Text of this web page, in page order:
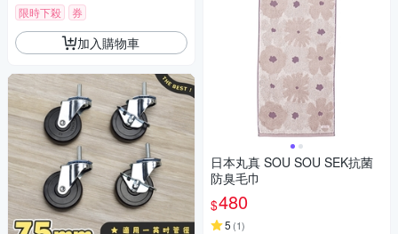
限時下殺 券
加入購物車
日本丸真 SOU SOU SEK抗菌
防臭毛巾
$480
5 (1)